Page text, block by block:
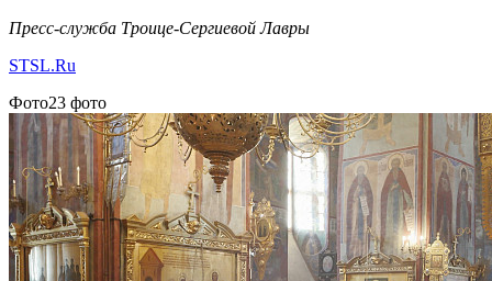
Пресс-служба Троице-Сергиевой Лавры
STSL.Ru
Фото23 фото